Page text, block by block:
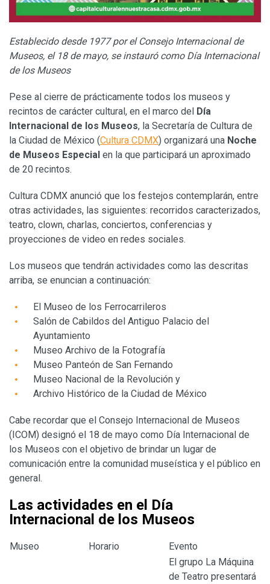
Establecido desde 1977 por el Consejo Internacional de
Museos, el 18 de mayo, se instauró como Día Internacional
de los Museos
Pese al cierre de prácticamente todos los museos y
recintos de carácter cultural, en el marco del Día
Internacional de los Museos, la Secretaría de Cultura de
la Ciudad de México (Cultura CDMX) organizará una Noche
de Museos Especial en la que participará un aproximado
de 20 recintos.
Cultura CDMX anunció que los festejos contemplarán, entre
otras actividades, las siguientes: recorridos caracterizados,
teatro, clown, charlas, conciertos, conferencias y
proyecciones de video en redes sociales.
Los museos que tendrán actividades como las descritas
arriba, se enuncian a continuación:
El Museo de los Ferrocarrileros
Salón de Cabildos del Antiguo Palacio del
Ayuntamiento
Museo Archivo de la Fotografía
Museo Panteón de San Fernando
Museo Nacional de la Revolución y
Archivo Histórico de la Ciudad de México
Cabe recordar que el Consejo Internacional de Museos
(ICOM) designó el 18 de mayo como Día Internacional de
los Museos con el objetivo de brindar un lugar de
comunicación entre la comunidad museística y el público en
general.
Las actividades en el Día
Internacional de los Museos
Museo Horario Evento
El grupo La Máquina
de Teatro presentará